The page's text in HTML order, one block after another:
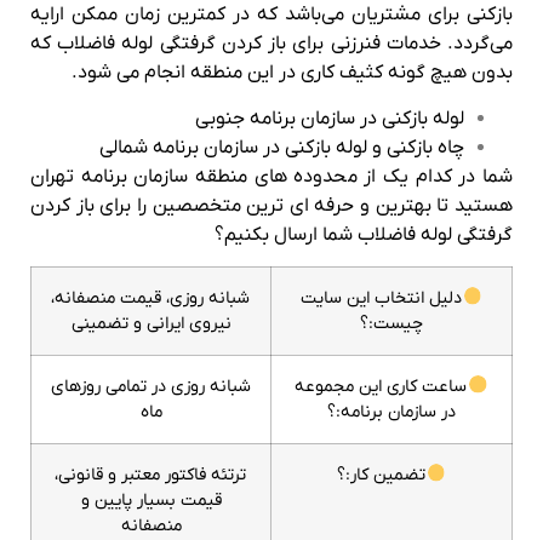
بازکنی برای مشتریان می‌باشد که در کمترین زمان ممکن ارایه
می‌گردد. خدمات فنرزنی برای باز کردن گرفتگی لوله فاضلاب که
بدون هیچ گونه کثیف کاری در این منطقه انجام می شود.
لوله بازکنی در سازمان برنامه جنوبی
چاه بازکنی و لوله بازکنی در سازمان برنامه شمالی
شما در کدام یک از محدوده های منطقه سازمان برنامه تهران
هستید تا بهترین و حرفه ای ترین متخصصین را برای باز کردن
گرفتگی لوله فاضلاب شما ارسال بکنیم؟
دلیل انتخاب این سایت
چیست:؟
شبانه روزی، قیمت منصفانه،
نیروی ایرانی و تضمینی
ساعت کاری این مجموعه
در سازمان برنامه:؟
شبانه روزی در تمامی روزهای
ماه
تضمین کار:؟
ترتئه فاکتور معتبر و قانونی،
قیمت بسیار پایین و
منصفانه